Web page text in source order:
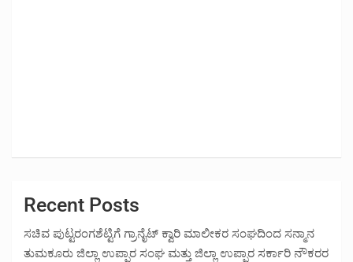
Recent Posts
ಸಚಿವ ಪುಟ್ಟರಂಗಶೆಟ್ಟಿಗೆ ಗ್ರಾನೈಟ್ ಕ್ವಾರಿ ಮಾಲೀಕರ ಸಂಘದಿಂದ ಸನ್ಮಾನ
ತುಮಕೂರು ಜಿಲ್ಲಾ ಉಪ್ಪಾರ ಸಂಘ ಮತ್ತು ಜಿಲ್ಲಾ ಉಪ್ಪಾರ ಸರ್ಕಾರಿ ನೌಕರರ